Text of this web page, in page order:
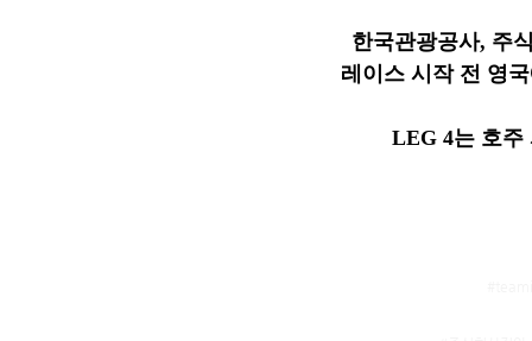
한국관광공사, 주
레이스 시작 전 영
LEG 4는 호주